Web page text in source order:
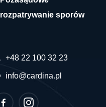
rozpatrywanie sporów
+48 22 100 32 23
info@cardina.pl